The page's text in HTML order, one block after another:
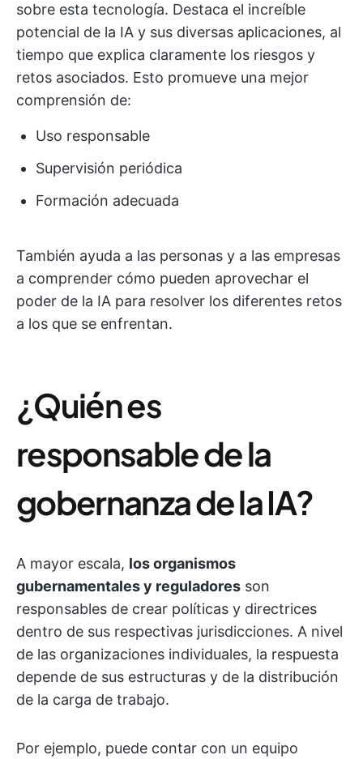
sobre esta tecnología. Destaca el increíble
potencial de la IA y sus diversas aplicaciones, al
tiempo que explica claramente los riesgos y
retos asociados. Esto promueve una mejor
comprensión de:
Uso responsable
Supervisión periódica
Formación adecuada
También ayuda a las personas y a las empresas
a comprender cómo pueden aprovechar el
poder de la IA para resolver los diferentes retos
a los que se enfrentan.
¿Quién es
responsable de la
gobernanza de la IA?
A mayor escala, los organismos
gubernamentales y reguladores son
responsables de crear políticas y directrices
dentro de sus respectivas jurisdicciones. A nivel
de las organizaciones individuales, la respuesta
depende de sus estructuras y de la distribución
de la carga de trabajo.
Por ejemplo, puede contar con un equipo